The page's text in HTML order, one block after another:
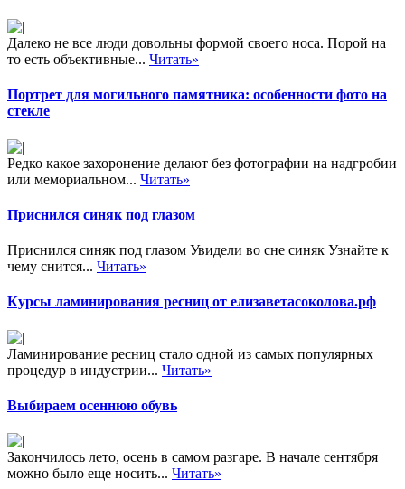
Далеко не все люди довольны формой своего носа. Порой на
то есть объективные... Читать»
Портрет для могильного памятника: особенности фото на
стекле
Редко какое захоронение делают без фотографии на надгробии
или мемориальном... Читать»
Приснился синяк под глазом
Приснился синяк под глазом Увидели во сне синяк Узнайте к
чему снится... Читать»
Курсы ламинирования ресниц от елизаветасоколова.рф
Ламинирование ресниц стало одной из самых популярных
процедур в индустрии... Читать»
Выбираем осеннюю обувь
Закончилось лето, осень в самом разгаре. В начале сентября
можно было еще носить... Читать»